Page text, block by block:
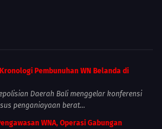
Pembunuhan WN Belanda di
Daerah Bali menggelar konferensi
penganiayaan berat...
WNA, Operasi Gabungan